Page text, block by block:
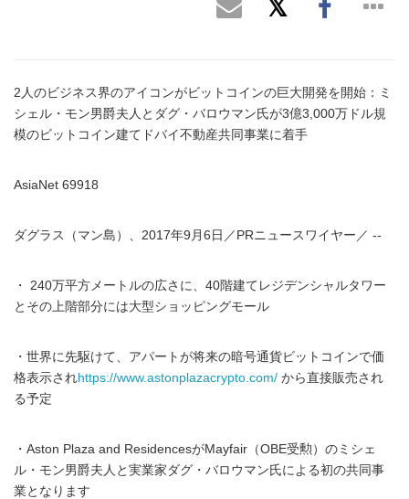
2人のビジネス界のアイコンがビットコインの巨大開発を開始：ミ
シェル・モン男爵夫人とダグ・バロウマン氏が3億3,000万ドル規
模のビットコイン建てドバイ不動産共同事業に着手
AsiaNet 69918
ダグラス（マン島）、2017年9月6日／PRニュースワイヤー／ --
・ 240万平方メートルの広さに、40階建てレジデンシャルタワー
とその上階部分には大型ショッピングモール
・世界に先駆けて、アパートが将来の暗号通貨ビットコインで価
格表示されhttps://www.astonplazacrypto.com/ から直接販売され
る予定
・Aston Plaza and ResidencesがMayfair（OBE受勲）のミシェ
ル・モン男爵夫人と実業家ダグ・バロウマン氏による初の共同事
業となります